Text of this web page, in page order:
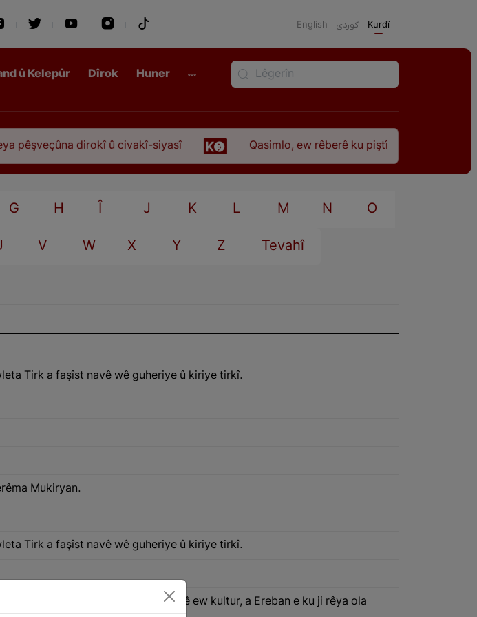
English كوردی Kurdî
û Kelepûr Dîrok Huner
dirokî û civakî-siyasî Qasimlo, ew rêberê ku piştî 35 sal ji şehîdbûna
G H Î J K L M N O
V W X Y Z Tevahî
Tirk a faşîst navê wê guheriye û kiriye tirkî.
Mukiryan.
Tirk a faşîst navê wê guheriye û kiriye tirkî.
ku mêr serçavê wan nebînin. Lê ew kultur, a Ereban e ku ji rêya ola